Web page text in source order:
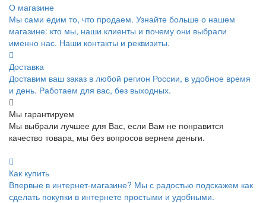
О магазине
Мы сами едим то, что продаем. Узнайте больше о нашем
магазине: кто мы, наши клиенты и почему они выбрали
именно нас. Наши контакты и реквизиты.
Доставка
Доставим ваш заказ в любой регион России, в удобное время
и день. Работаем для вас, без выходных.
Мы гарантируем
Мы выбрали лучшее для Вас, если Вам не понравится
качество товара, мы без вопросов вернем деньги.
Как купить
Впервые в интернет-магазине? Мы с радостью подскажем как
сделать покупки в интернете простыми и удобными.